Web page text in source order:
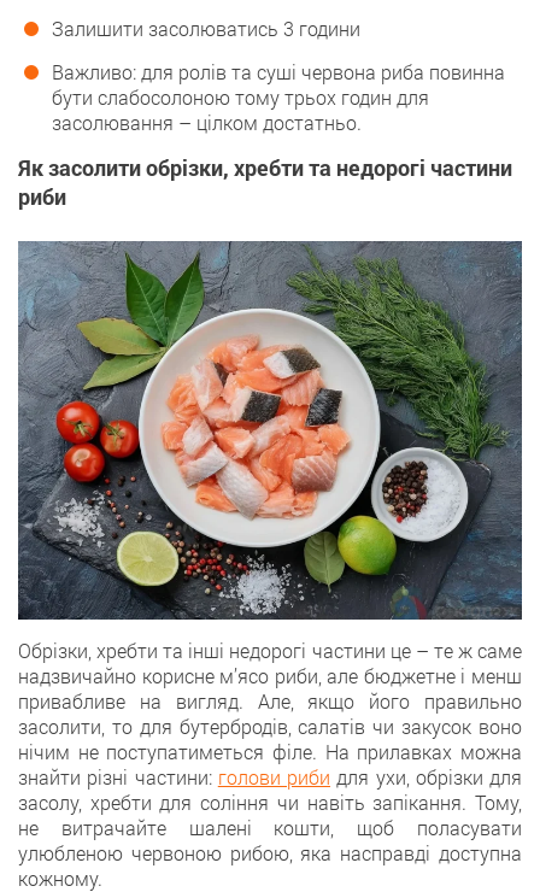
Залишити засолюватись 3 години
Важливо: для ролів та суші червона риба повинна
бути слабосолоною тому трьох годин для
засолювання – цілком достатньо.
Як засолити обрізки, хребти та недорогі частини
риби
Обрізки, хребти та інші недорогі частини це – те ж саме
надзвичайно корисне м’ясо риби, але бюджетне і менш
привабливе на вигляд. Але, якщо його правильно
засолити, то для бутербродів, салатів чи закусок воно
нічим не поступатиметься філе. На прилавках можна
знайти різні частини: голови риби для ухи, обрізки для
засолу, хребти для соління чи навіть запікання. Тому,
не витрачайте шалені кошти, щоб поласувати
улюбленою червоною рибою, яка насправді доступна
кожному.